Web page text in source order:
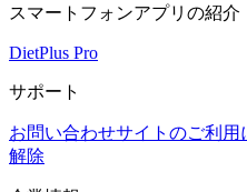
スマートフォンアプリの紹介
DietPlus Pro
サポート
お問い合わせサイトのご利用
解除